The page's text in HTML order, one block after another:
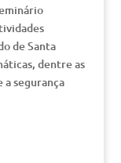
de Santa
dentre as
a segurança